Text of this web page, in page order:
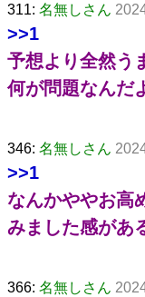
311: 名無しさん
>>1
予想より全然う
何が問題なんだ
346: 名無しさん
>>1
なんかややお高
みました感があ
366: 名無しさん